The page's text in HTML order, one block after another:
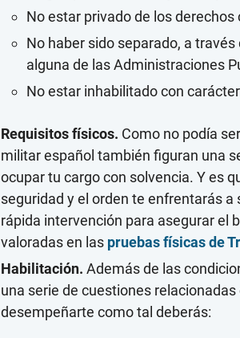
No estar privado de los derechos
No haber sido separado, a
alguna de las Administraciones
No estar inhabilitado con
Requisitos físicos. Como no podía
militar español también figuran una
ocupar tu cargo con solvencia. Y es
seguridad y el orden te enfrentarás
rápida intervención para asegurar el
valoradas en las pruebas físicas de
Habilitación. Además de las
una serie de cuestiones
desempeñarte como tal deberás: